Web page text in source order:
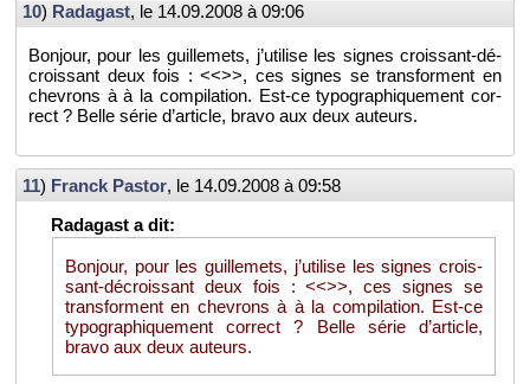
10) Ra­da­gast, le 14.09.2008 à 09:06
Bon­jour, pour les guille­mets, j’uti­lise les signes crois­sant-dé­
crois­sant deux fois : <<>>, ces signes se trans­forment en
che­vrons à à la com­pi­la­tion. Est-ce ty­po­gra­phi­que­ment cor­
rect ? Belle série d’ar­ticle, bravo aux deux au­teurs.
11) Franck Pas­tor, le 14.09.2008 à 09:58
Bon­jour, pour les guille­mets, j’uti­lise les signes crois­
sant-dé­crois­sant deux fois : <<>>, ces signes se
trans­forment en che­vrons à à la com­pi­la­tion. Est-ce
ty­po­gra­phi­que­ment cor­rect ? Belle série d’ar­ticle,
bravo aux deux au­teurs.